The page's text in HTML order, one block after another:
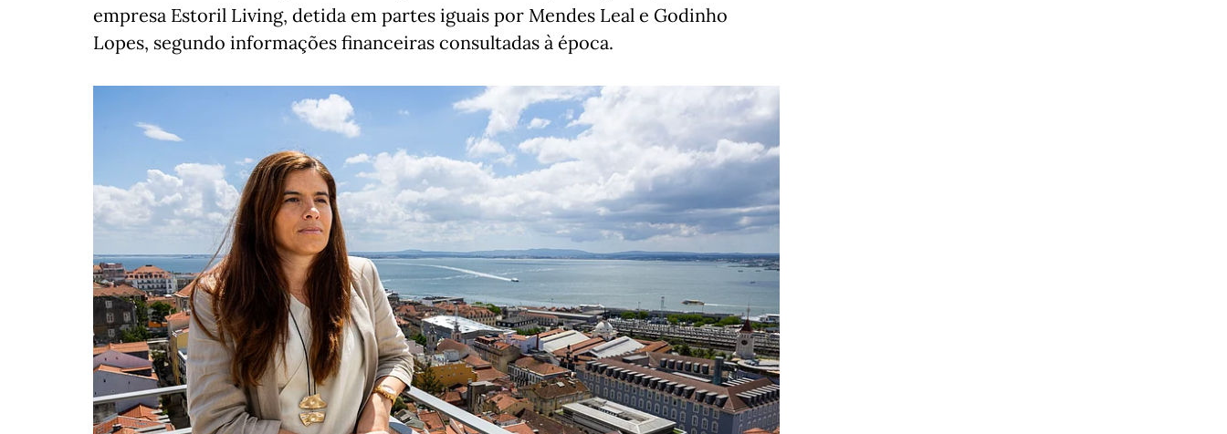
empresa Estoril Living, detida em partes iguais por Mendes Leal e Godinho
Lopes, segundo informações financeiras consultadas à época.